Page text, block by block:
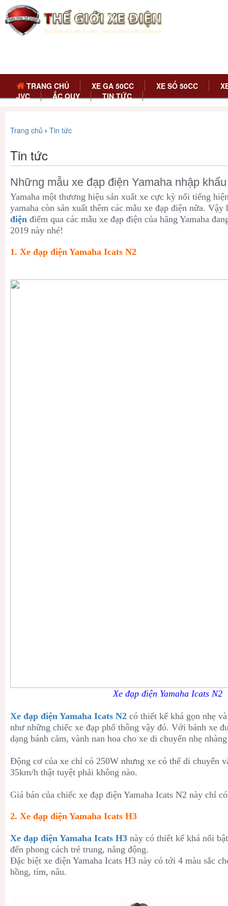
TRANG CHỦ XE GA 50CC XE SỐ 50CC
JVC
ẮC QUY TIN TỨC
Trang chủ › Tin tức
Tin tức
Những mẫu xe đạp điện Yamaha nhập
Yamaha một thương hiệu sản xuất xe cực kỳ nổi tiếng
yamaha còn sản xuất thêm các mẫu xe đạp điện nữa.
điện điểm qua các mẫu xe đạp điện của hãng Yamaha
2019 này nhé!
1. Xe đạp điện Yamaha Icats N2
Xe đạp điện Yamaha Icats N2
Xe đạp điện Yamaha Icats N2 có thiết kế khá gọn nhẹ
như những chiếc xe đạp phổ thông vậy đó. Với bánh xe
dạng bánh căm, vành nan hoa cho xe di chuyển nhẹ
Động cơ của xe chỉ có 250W nhưng xe có thể di chuyển
35km/h thật tuyệt phải không nào.
Giá bán của chiếc xe đạp điện Yamaha Icats N2 này chỉ
2. Xe đạp điện Yamaha Icats H3
Xe đạp điện Yamaha Icats H3 này có thiết kế khá nổi
đến phong cách trẻ trung, năng động.
Đặc biệt xe điện Yamaha Icats H3 này có tới 4 màu sắc
hồng, tím, nâu.